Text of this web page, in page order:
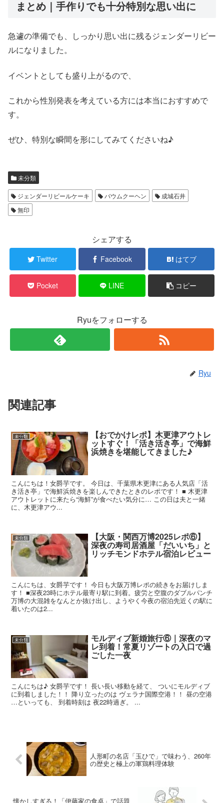
まとめ｜手作りでも十分特別な思い出に
急遽の準備でも、しっかり思い出に残るジェンダーリビー
ルになりました。
イベントとしても盛り上がるので、
これから性別発表を考えている方には本当におすすめで
す。
ぜひ、特別な瞬間を形にしてみてくださいね♪
未分類
ジェンダーリビールケーキ バウムクーヘン
成城石井
無印
シェアする
Twitter Facebook はてブ
Pocket LINE コピー
Ryuをフォローする
Ryu
関連記事
未分類 【おでかけレポ】木更津アウトレ
ットすぐ！「活き活き亭」で海鮮
浜焼きを堪能してきました♪
こんにちは！女爵芋です。 今日は、千葉県木更津にある人気店「活
き活き亭」で海鮮浜焼きを楽しんできたときのレポです！ ■ 木更津
アウトレットに来たら“海鮮”が食べたい気分に… この日は夫と一緒
に、木更津アウ...
未分類 【大阪・関西万博2025レポ⑥】
深夜の寿司居酒屋「だいいち」と
リッチモンドホテル宿泊レビュー
こんにちは、女爵芋です！ 今日も大阪万博レポの続きをお届けしま
す！ ■深夜23時にホテル最寄り駅に到着。疲労と空腹のダブルパンチ
万博の大混雑をなんとか抜け出し、ようやく今夜の宿泊先近くの駅に
着いたのは2...
未分類 モルディブ新婚旅行⑥｜深夜のマ
レ到着！常夏リゾートの入口で過
ごした一夜
こんにちは♪ 女爵芋です！ 長い長い移動を経て、 ついにモルディブ
に到着しました！！ 降り立ったのは ヴェラナ国際空港！！ 昼の空港
…といっても、 到着時刻は 夜22時過ぎ。 ...
人形町の名店「玉ひで」で味わう、260年
の歴史と極上の軍鶏料理体験
懐かしすぎる！「伊藤家の食卓」で話題